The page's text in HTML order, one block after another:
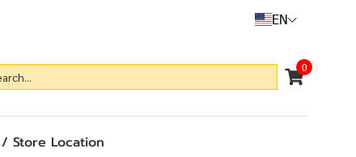
EN
0
Store Location